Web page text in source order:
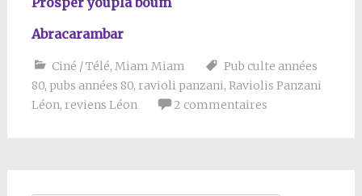
Abracarambar
Ciné / Télé, Miam Miam
Pub culte années
80, pubs années 80, ravioli panzani, Raviolis Panzani
Léon, reviens Léon 2 commentaires